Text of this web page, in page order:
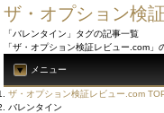
ザ・オプション検
「バレンタイン」タグの記事一覧
「ザ・オプション検証レビュー.com
メニュー
ザ・オプション検証レビュー.com
バレンタイン